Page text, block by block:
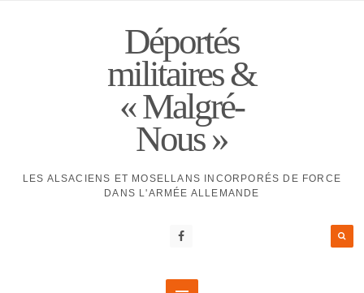
Déportés
militaires &
« Malgré-
Nous »
LES ALSACIENS ET MOSELLANS INCORPORÉS DE FORCE
DANS L'ARMÉE ALLEMANDE